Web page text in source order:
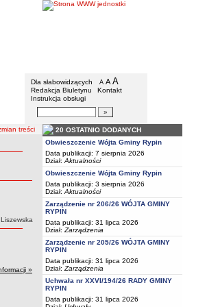
Gmina Rypin
Menu dodatkowe
Dla słabowidzących A pomniejsz czcionkę
A standardowy rozmiar czcionki
A
Redakcja Biuletynu
Kontakt
Instrukcja obsługi
Wyszukiwarka artykułów
treści
»
20 OSTATNIO DODANYCH
Obwieszczenie Wójta Gminy Rypin
Data publikacji: 7 sierpnia 2026
Dział: Aktualności
Obwieszczenie Wójta Gminy Rypin
Data publikacji: 3 sierpnia 2026
Dział: Aktualności
Zarządzenie nr 206/26 WÓJTA GMINY
RYPIN
Data publikacji: 31 lipca 2026
Dział: Zarządzenia
Zarządzenie nr 205/26 WÓJTA GMINY
RYPIN
Data publikacji: 31 lipca 2026
Dział: Zarządzenia
Uchwała nr XXVI/194/26 RADY GMINY
RYPIN
Data publikacji: 31 lipca 2026